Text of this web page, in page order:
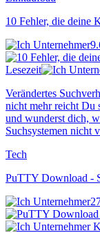
10 Fehler, die deine
Lesezeit
Verändertes
nicht mehr reicht Du
und wunderst dich,
Suchsystemen nicht
Tech
PuTTY Download -